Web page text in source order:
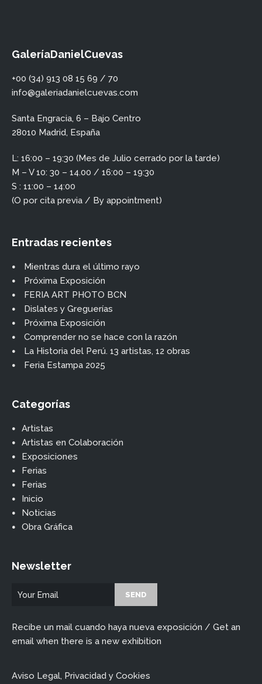
GaleríaDanielCuevas
+00 (34) 913 08 15 69 / 70
info@galeriadanielcuevas.com
Santa Engracia, 6 – Bajo Centro
28010 Madrid, España
L: 16:00 – 19:30 (Mes de Julio cerrado por la tarde)
M – V 10: 30 – 14.00 / 16:00 – 19:30
S : 11:00 – 14:00
(O por cita previa / By appointment)
Entradas recientes
Mientras dura el último rayo
Próxima Exposición
FERIA ART PHOTO BCN
Dislates y Greguerías
Próxima Exposición
Comprender no se hace con la razón
La Historia del Perú. 13 artistas, 12 obras
Feria Estampa 2025
Categorías
Artistas
Artistas en Colaboración
Exposiciones
Ferias
Ferias
Inicio
Noticias
Obra Gráfica
Newsletter
Recibe un mail cuando haya nueva exposición / Get an
email when there is a new exhibition
Aviso Legal, Privacidad y Cookies